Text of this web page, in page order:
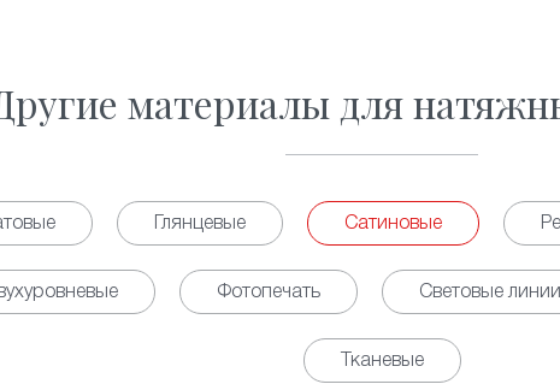
материалы для
Глянцевые Сатиновые
Фотопечать Световые линии
Тканевые